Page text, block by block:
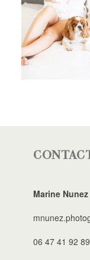
Marine Nunez
06 47 41 92 89